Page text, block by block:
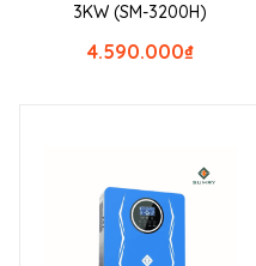
3KW (SM-3200H)
₫
4.590.000